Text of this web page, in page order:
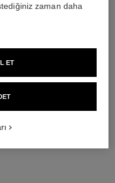
zaman daha
ET